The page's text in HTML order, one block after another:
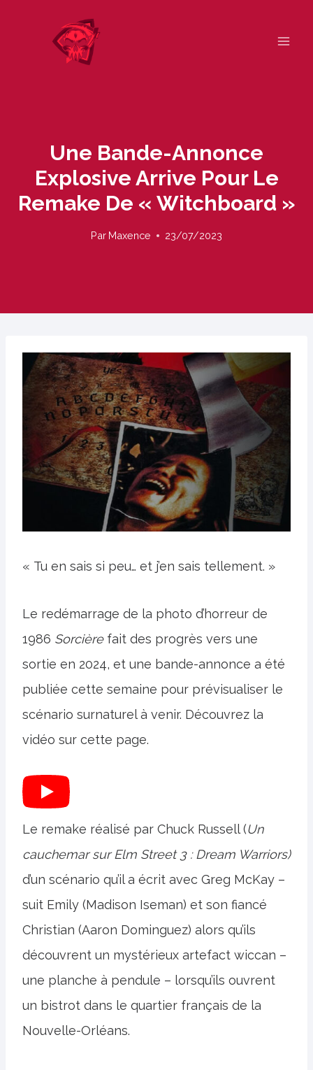
Une Bande-Annonce
Explosive Arrive Pour Le
Remake De « Witchboard »
Par Maxence 23/07/2023
« Tu en sais si peu… et j’en sais tellement. »
Le redémarrage de la photo d’horreur de
1986 Sorcièrefait des progrès vers une
sortie en 2024, et une bande-annonce a été
publiée cette semaine pour prévisualiser le
scénario surnaturel à venir. Découvrez la
vidéo sur cette page.
Le remake réalisé par Chuck Russell (Un
cauchemar sur Elm Street 3 : Dream Warriors)
d’un scénario qu’il a écrit avec Greg McKay –
suit Emily (Madison Iseman) et son fiancé
Christian (Aaron Dominguez) alors qu’ils
découvrent un mystérieux artefact wiccan –
une planche à pendule – lorsqu’ils ouvrent
un bistrot dans le quartier français de la
Nouvelle-Orléans.